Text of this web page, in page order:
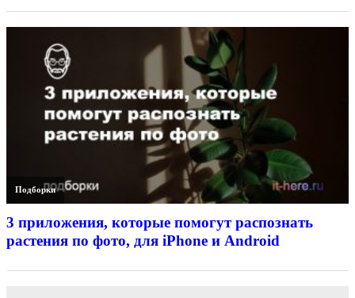
Подборки
3 приложения, которые помогут распознать
растения по фото, для iPhone и Android